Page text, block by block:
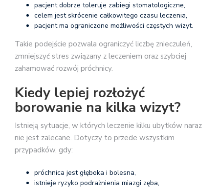
pacjent dobrze toleruje zabiegi stomatologiczne,
celem jest skrócenie całkowitego czasu leczenia,
pacjent ma ograniczone możliwości częstych wizyt.
Takie podejście pozwala ograniczyć liczbę znieczuleń,
zmniejszyć stres związany z leczeniem oraz szybciej
zahamować rozwój próchnicy.
Kiedy lepiej rozłożyć
borowanie na kilka wizyt?
Istnieją sytuacje, w których leczenie kilku ubytków naraz
nie jest zalecane. Dotyczy to przede wszystkim
przypadków, gdy:
próchnica jest głęboka i bolesna,
istnieje ryzyko podrażnienia miazgi zęba,